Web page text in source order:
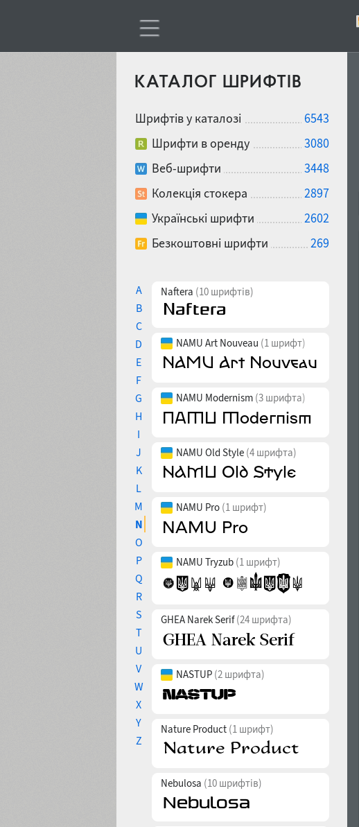
КАТАЛОГ ШРИФТІВ
Шрифтів у каталозі
6543
Шрифти в оренду
3080
Веб-шрифти
3448
Колекція стокера
2897
Українські шрифти
2602
Безкоштовні шрифти
269
A
B
C
D
E
F
G
H
I
J
K
L
M
N
O
P
Q
R
S
T
U
V
W
X
Y
Z
Naftera (10 шрифтів)
NAMU Art Nouveau (1 шрифт)
NAMU Modernism (3 шрифта)
NAMU Old Style (4 шрифта)
NAMU Pro (1 шрифт)
NAMU Tryzub (1 шрифт)
GHEA Narek Serif(24 шрифта)
NASTUP (2 шрифта)
Nature Product (1 шрифт)
Nebulosa (10 шрифтів)